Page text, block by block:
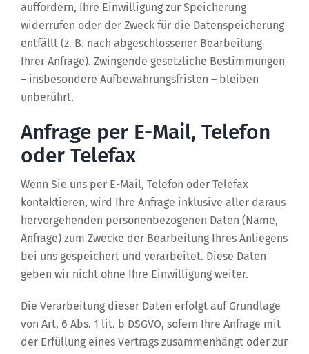
auffordern, Ihre Einwilligung zur Speicherung
widerrufen oder der Zweck für die Datenspeicherung
entfällt (z. B. nach abgeschlossener Bearbeitung
Ihrer Anfrage). Zwingende gesetzliche Bestimmungen
– insbesondere Aufbewahrungsfristen – bleiben
unberührt.
Anfrage per E-Mail, Telefon
oder Telefax
Wenn Sie uns per E-Mail, Telefon oder Telefax
kontaktieren, wird Ihre Anfrage inklusive aller daraus
hervorgehenden personenbezogenen Daten (Name,
Anfrage) zum Zwecke der Bearbeitung Ihres Anliegens
bei uns gespeichert und verarbeitet. Diese Daten
geben wir nicht ohne Ihre Einwilligung weiter.
Die Verarbeitung dieser Daten erfolgt auf Grundlage
von Art. 6 Abs. 1 lit. b DSGVO, sofern Ihre Anfrage mit
der Erfüllung eines Vertrags zusammenhängt oder zur